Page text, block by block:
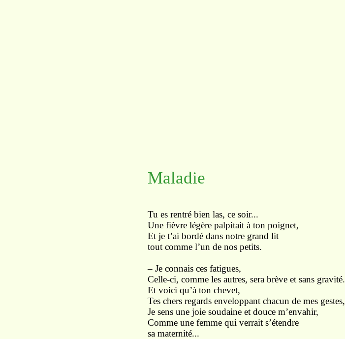
Maladie
Tu es rentré bien las, ce soir...
Une fièvre légère palpitait à ton poignet,
Et je t’ai bordé dans notre grand lit
tout comme l’un de nos petits.
– Je connais ces fatigues,
Celle-ci, comme les autres, sera brève et sans gravité.
Et voici qu’à ton chevet,
Tes chers regards enveloppant chacun de mes gestes,
Je sens une joie soudaine et douce m’envahir,
Comme une femme qui verrait s’étendre
sa maternité...